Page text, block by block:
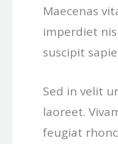
Maecenas
imperdiet
suscipit
Sed in velit
laoreet.
feugiat